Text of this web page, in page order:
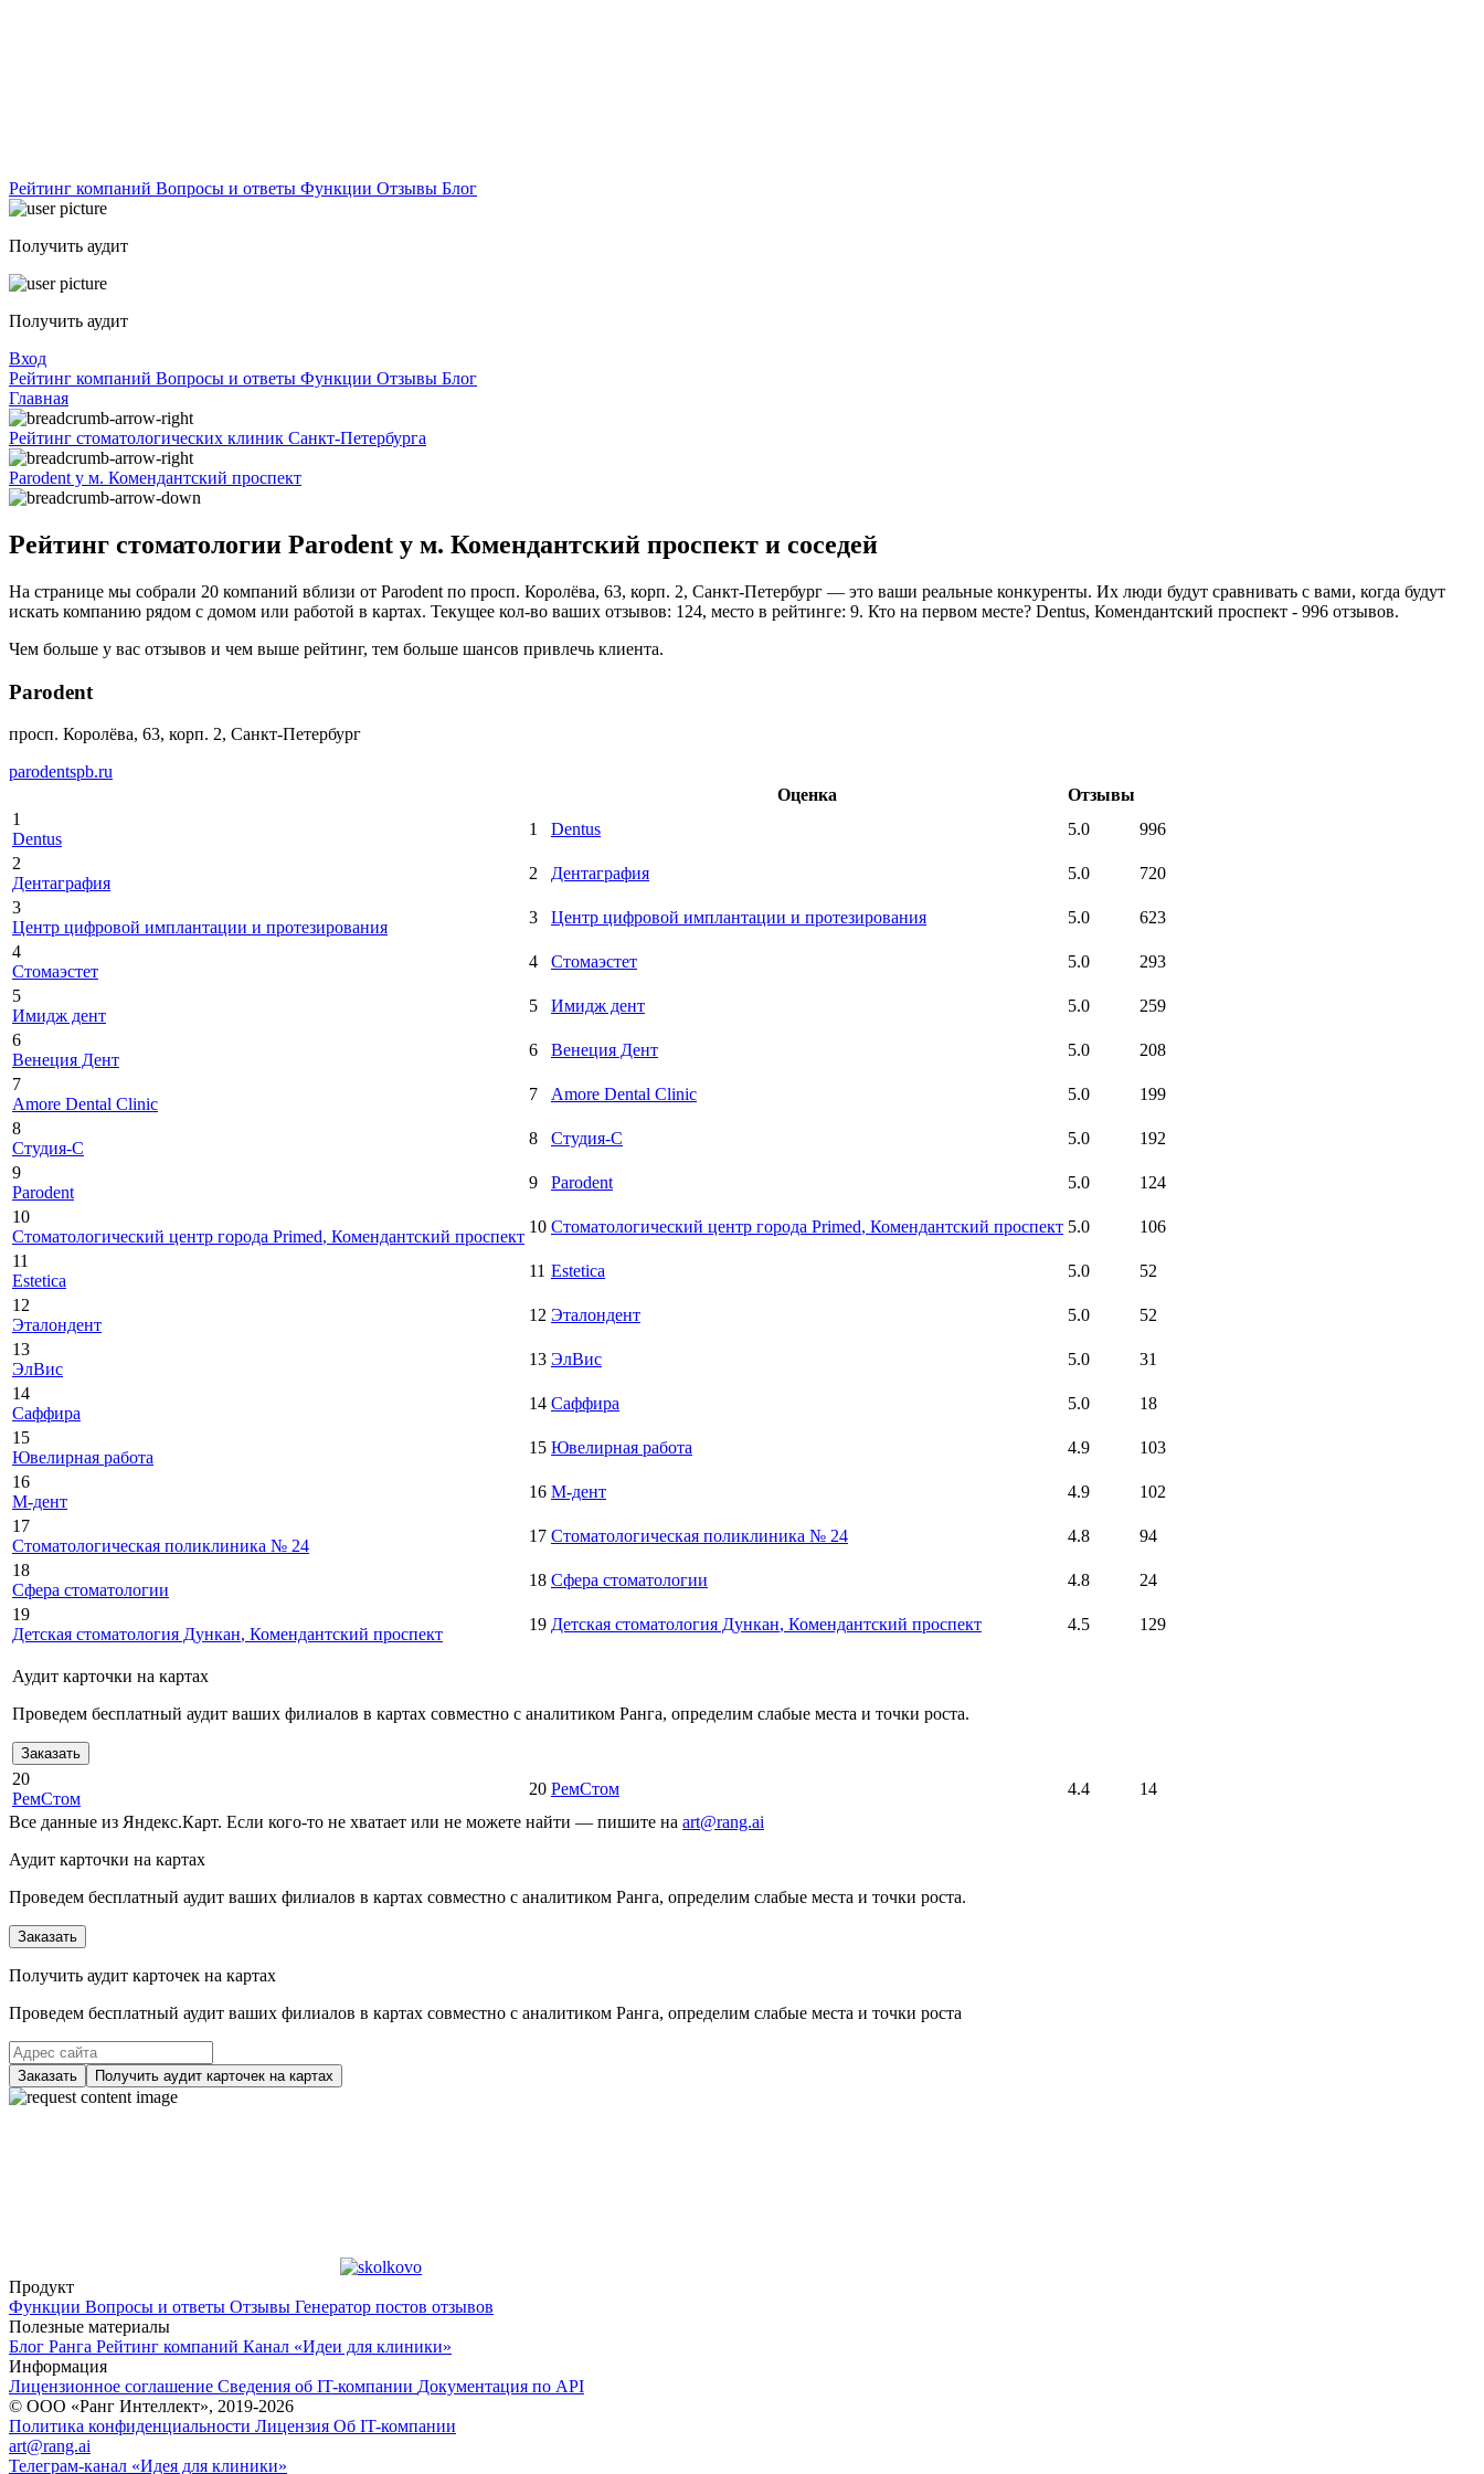
Рейтинг компаний Вопросы и ответы Функции Отзывы Блог
Получить аудит
Получить аудит
Вход
Рейтинг компаний Вопросы и ответы Функции Отзывы Блог
Главная
Рейтинг стоматологических клиник Санкт-Петербурга
Parodent у м. Комендантский проспект
Рейтинг стоматологии Parodent у м. Комендантский проспект и соседей
На странице мы собрали 20 компаний вблизи от Parodent по просп. Королёва, 63, корп. 2, Санкт-Петербург — это ваши реальные конкуренты. Их люди будут сравнивать с вами, когда будут
искать компанию рядом с домом или работой в картах. Текущее кол-во ваших отзывов: 124, место в рейтинге: 9. Кто на первом месте? Dentus, Комендантский проспект - 996 отзывов.
Чем больше у вас отзывов и чем выше рейтинг, тем больше шансов привлечь клиента.
Parodent
просп. Королёва, 63, корп. 2, Санкт-Петербург
parodentspb.ru
Оценка
Отзывы
1
Dentus
1 Dentus 5.0
996
2
Дентаграфия
2 Дентаграфия 5.0
720
3
Центр цифровой имплантации и протезирования
3 Центр цифровой имплантации и протезирования 5.0
623
4
Стомаэстет
4 Стомаэстет 5.0
293
5
Имидж дент
5 Имидж дент 5.0
259
6
Венеция Дент
6 Венеция Дент 5.0
208
7
Amore Dental Clinic
7 Amore Dental Clinic 5.0
199
8
Студия-С
8 Студия-С 5.0
192
9
Parodent
9 Parodent 5.0
124
10
Стоматологический центр города Primed, Комендантский проспект
10 Стоматологический центр города Primed, Комендантский проспект 5.0
106
11
Estetica
11 Estetica 5.0
52
12
Эталондент
12 Эталондент 5.0
52
13
ЭлВис
13 ЭлВис 5.0
31
14
Саффира
14 Саффира 5.0
18
15
Ювелирная работа
15 Ювелирная работа 4.9
103
16
М-дент
16 М-дент 4.9
102
17
Стоматологическая поликлиника № 24
17 Стоматологическая поликлиника № 24 4.8
94
18
Сфера стоматологии
18 Сфера стоматологии 4.8
24
19
Детская стоматология Дункан, Комендантский проспект
19 Детская стоматология Дункан, Комендантский проспект 4.5 129
Аудит карточки на картах
Проведем бесплатный аудит ваших филиалов в картах совместно с аналитиком Ранга, определим слабые места и точки роста.
Заказать
20
РемСтом
20 РемСтом 4.4
14
Все данные из Яндекс.Карт. Если кого-то не хватает или не можете найти — пишите на art@rang.ai
Аудит карточки на картах
Проведем бесплатный аудит ваших филиалов в картах совместно с аналитиком Ранга, определим слабые места и точки роста.
Заказать
Получить аудит карточек на картах
Проведем бесплатный аудит ваших филиалов в картах совместно с аналитиком Ранга, определим слабые места и точки роста
Заказать Получить аудит карточек на картах
Продукт
Функции Вопросы и ответы Отзывы Генератор постов отзывов
Полезные материалы
Блог Ранга Рейтинг компаний Канал «Идеи для клиники»
Информация
Лицензионное соглашение Сведения об IT-компании Документация по API
© ООО «Ранг Интеллект», 2019-2026
Политика конфиденциальности Лицензия Об IT-компании
art@rang.ai
Телеграм-канал «Идея для клиники»